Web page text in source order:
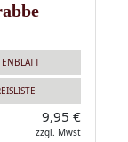
9,95 €
zzgl. Mwst